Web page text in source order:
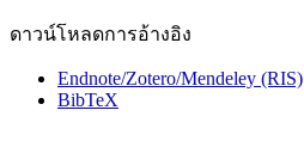
ดาวน์โหลดการอ้างอิง
Endnote/Zotero/Mendeley (RIS)
BibTeX